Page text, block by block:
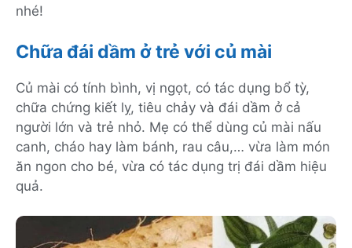
nhé!
Chữa đái dầm ở trẻ với củ mài
Củ mài có tính bình, vị ngọt, có tác dụng bổ tỳ,
chữa chứng kiết lỵ, tiêu chảy và đái dầm ở cả
người lớn và trẻ nhỏ. Mẹ có thể dùng củ mài nấu
canh, cháo hay làm bánh, rau câu,… vừa làm món
ăn ngon cho bé, vừa có tác dụng trị đái dầm hiệu
quả.